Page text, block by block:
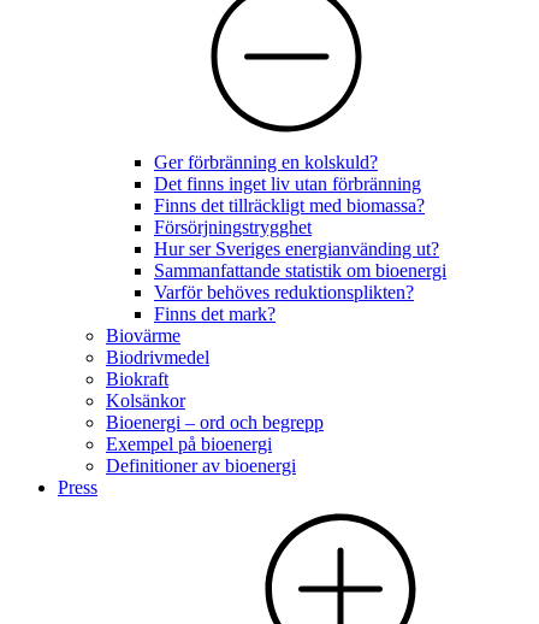
Ger förbränning en kolskuld?
Det finns inget liv utan förbränning
Finns det tillräckligt med biomassa?
Försörjningstrygghet
Hur ser Sveriges energianvänding ut?
Sammanfattande statistik om bioenergi
Varför behöves reduktionsplikten?
Finns det mark?
Biovärme
Biodrivmedel
Biokraft
Kolsänkor
Bioenergi – ord och begrepp
Exempel på bioenergi
Definitioner av bioenergi
Press